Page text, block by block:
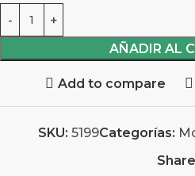
AÑADIR AL
Add to compare
SKU: 5199Categorías: